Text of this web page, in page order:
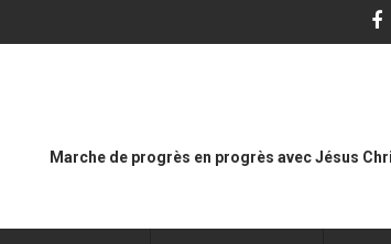
Marche de progrès en progrès avec Jésus